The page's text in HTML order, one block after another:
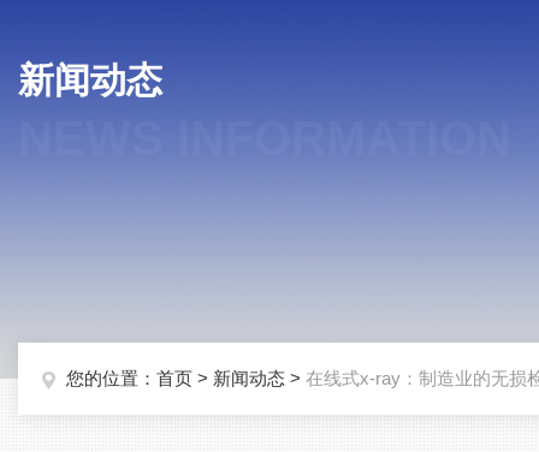
新闻动态
您的位置： 首页 > 新闻动态 > 在线式x-ray：制造业的无损